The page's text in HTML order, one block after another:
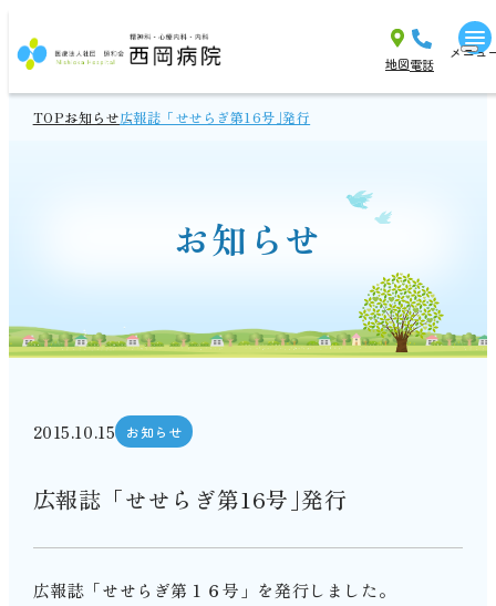
地図電話
メニュ
TOPお知らせ広報誌「せせらぎ第16号｣発行
お知らせ
2015.10.15 お知らせ
広報誌「せせらぎ第16号｣発行
広報誌「せせらぎ第１６号」を発行しました。